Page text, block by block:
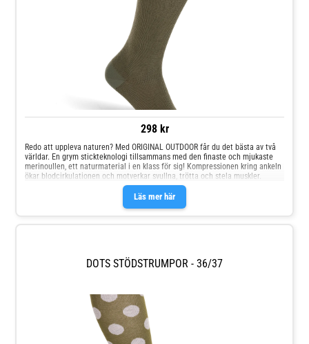
298 kr
Läs mer här
Redo att uppleva naturen? Med ORIGINAL OUTDOOR får du det bästa av två
världar. En grym stickteknologi tillsammans med den finaste och mjukaste
merinoullen, ett naturmaterial i en klass för sig! Kompressionen kring ankeln
ökar blodcirkulationen och motverkar svullna, trötta och stela muskler.
DOTS STÖDSTRUMPOR - 36/37